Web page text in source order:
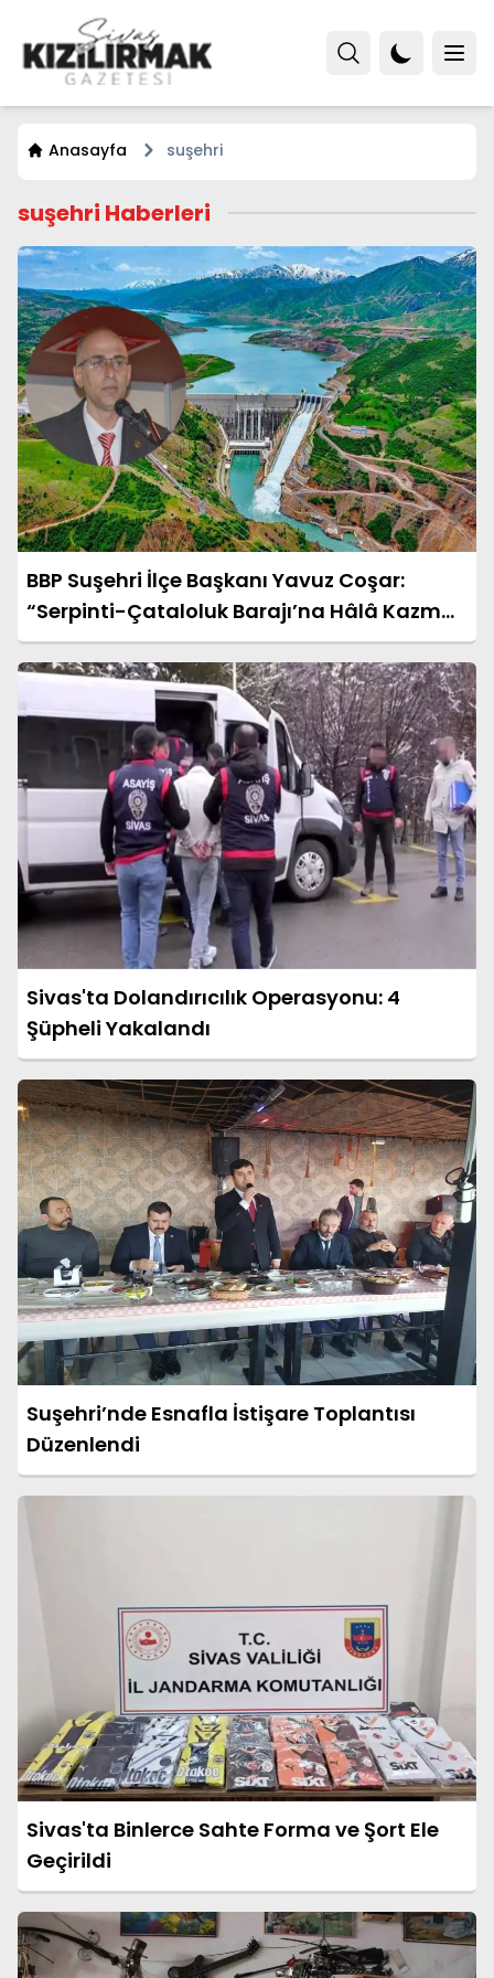
Anasayfa suşehri
suşehri Haberleri
BBP Suşehri İlçe Başkanı Yavuz Coşar:
“Serpinti-Çataloluk Barajı’na Hâlâ Kazma
Vurulmadı”
Sivas'ta Dolandırıcılık Operasyonu: 4
Şüpheli Yakalandı
Suşehri’nde Esnafla İstişare Toplantısı
Düzenlendi
Sivas'ta Binlerce Sahte Forma ve Şort Ele
Geçirildi